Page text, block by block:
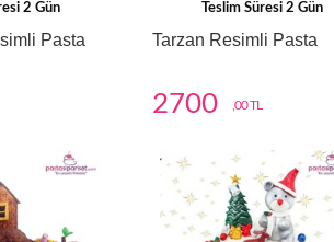
2 Gün
Pasta
Teslim Süresi 2 Gün
Tarzan Resimli Pasta
2700 ,00 TL